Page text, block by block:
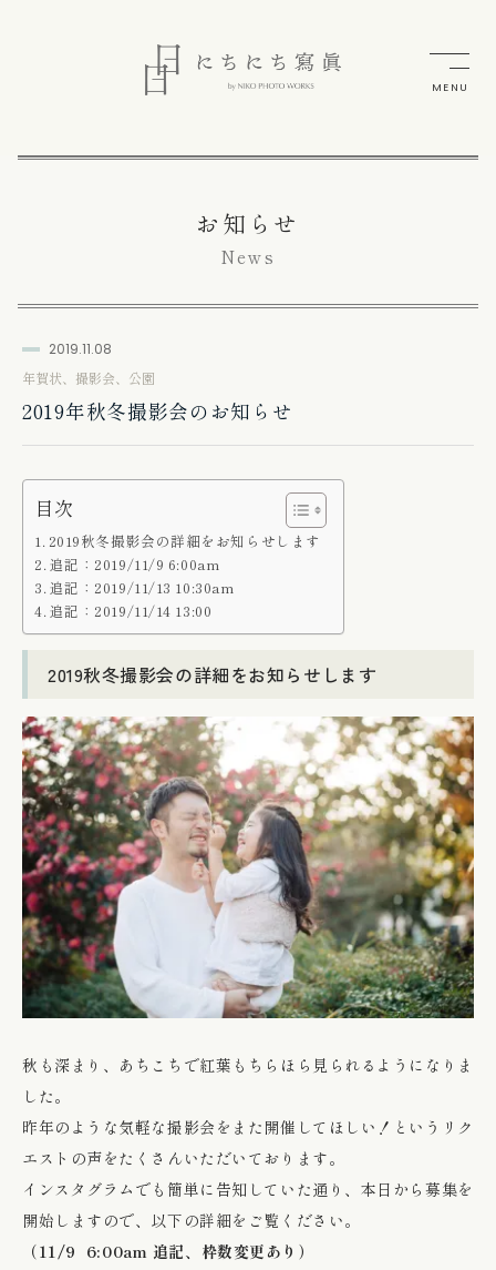
MENU
お知らせ
News
2019.11.08
年賀状、撮影会、公園
2019年秋冬撮影会のお知らせ
目次
2019秋冬撮影会の詳細をお知らせします
追記：2019/11/9 6:00am
追記：2019/11/13 10:30am
追記：2019/11/14 13:00
2019秋冬撮影会の詳細をお知らせします
秋も深まり、あちこちで紅葉もちらほら見られるようになりま
した。
昨年のような気軽な撮影会をまた開催してほしい！というリク
エストの声をたくさんいただいております。
インスタグラムでも簡単に告知していた通り、本日から募集を
開始しますので、以下の詳細をご覧ください。
（11/9 6:00am 追記、枠数変更あり）